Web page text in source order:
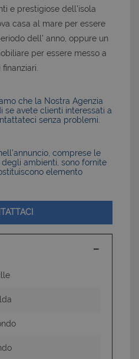
e prestigiose dell'isola
casa al mare per essere
dell' anno, oppure un
per essere messo a
che la Nostra Agenzia
se avete clienti interessati a
senza problemi.
comprese le
ambienti, sono fornite
elemento